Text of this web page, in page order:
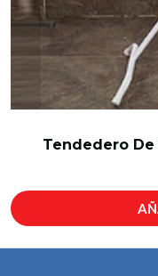
Tendedero De